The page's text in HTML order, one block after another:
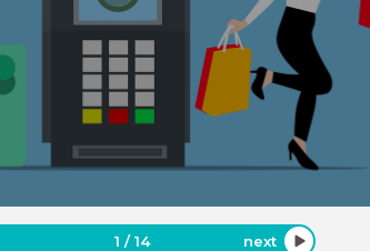
1 /14 next